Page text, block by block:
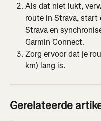
Als dat niet lukt,
route in Strava, start
Strava en
Garmin Connect.
Zorg ervoor dat je
km) lang is.
Gerelateerde